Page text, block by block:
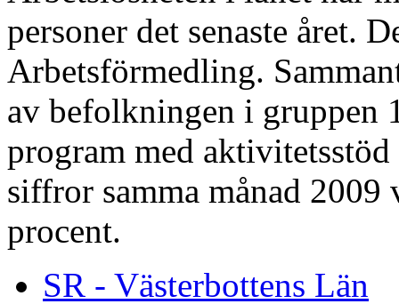
personer det senaste året.
Arbetsförmedling.
av befolkningen i gruppen
program med
siffror samma månad 2009
procent.
SR - Västerbottens Län